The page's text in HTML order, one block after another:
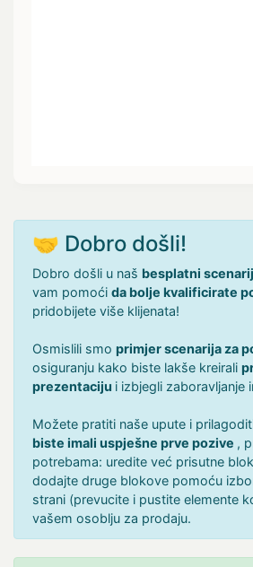
🤝 Dobro došli!
Dobro došli u naš besplatni
vam pomoći da bolje kvalificirate
pridobijete više klijenata!
Osmislili smo primjer scenarija za
osiguranju kako biste lakše kreirali
prezentaciju i izbjegli zaboravljanje
Možete pratiti naše upute i
biste imali uspješne prve pozive ,
potrebama: uredite već prisutne
dodajte druge blokove pomoću
strani (prevucite i pustite elemente
vašem osoblju za prodaju.